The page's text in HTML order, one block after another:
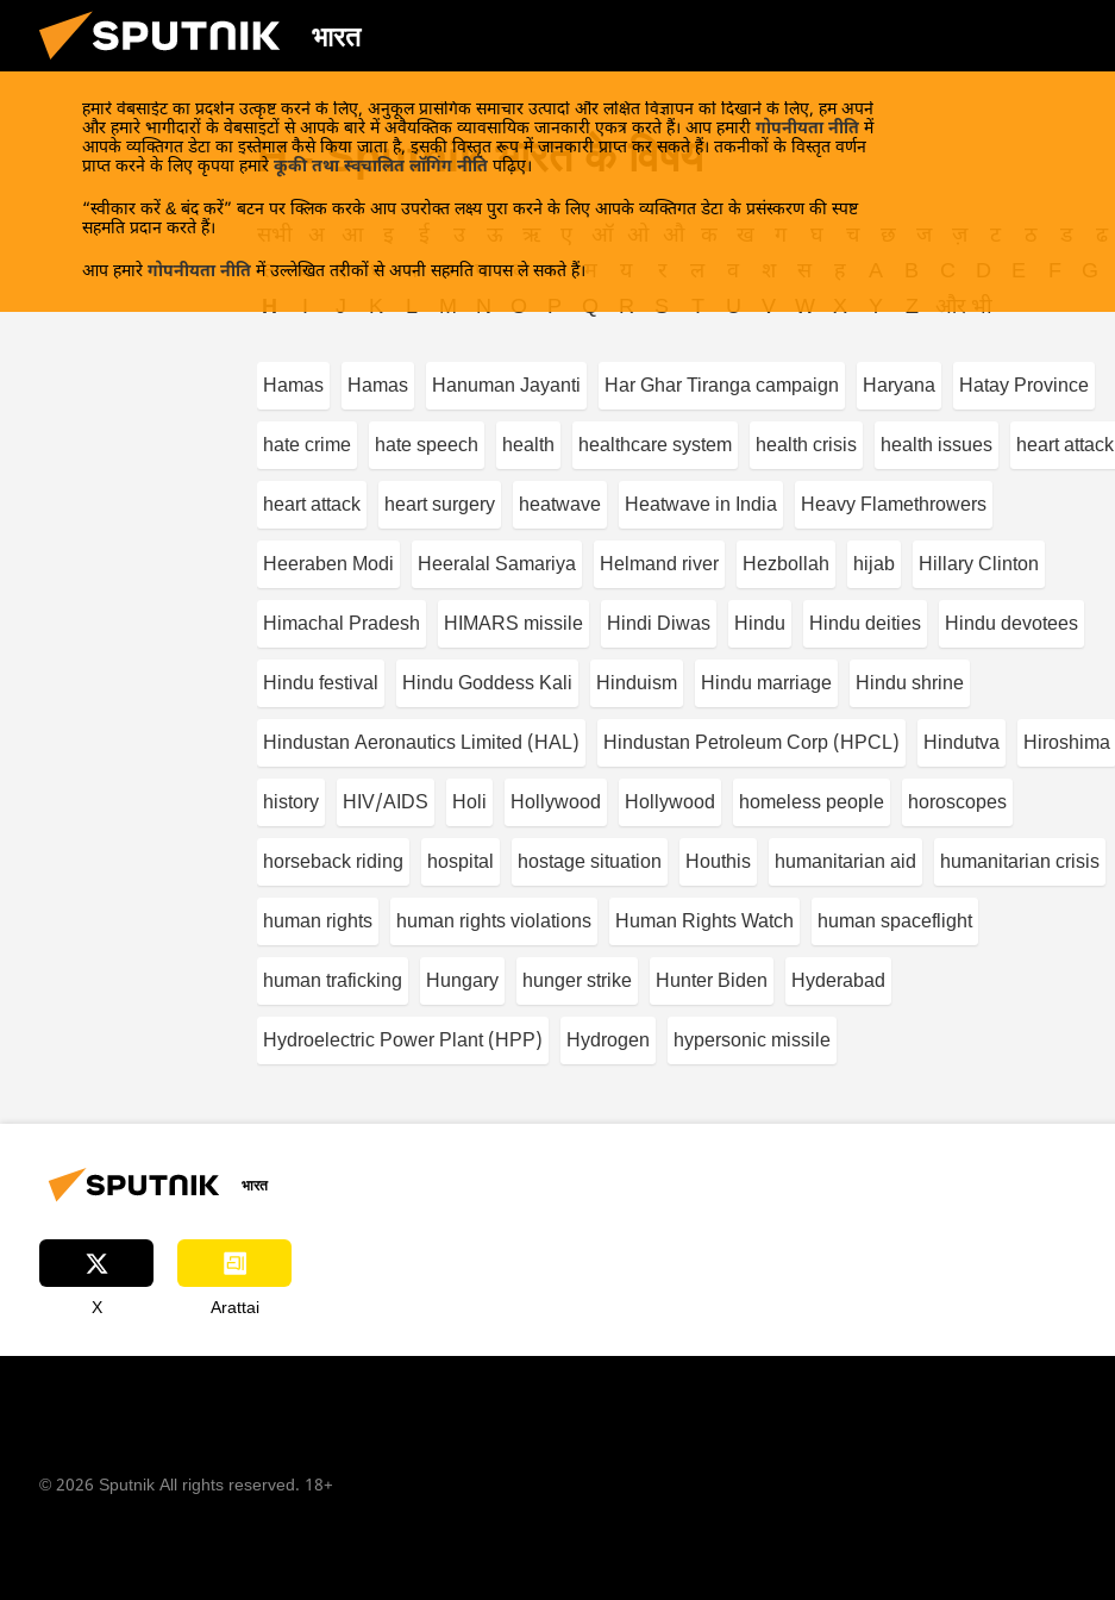
भारत
हमारे वेबसाईट का प्रदर्शन उत्कृष्ट करने के लिए, अनुकूल प्रासंगिक समाचार उत्पादों और लक्षित विज्ञापन को दिखाने के लिए, हम अपने
और हमारे भागीदारों के वेबसाइटों से आपके बारे में अवैयक्तिक व्यावसायिक जानकारी एकत्र करते हैं। आप हमारी गोपनीयता नीति में
आपके व्यक्तिगत डेटा का इस्तेमाल कैसे किया जाता है, इसकी विस्तृत रूप में जानकारी प्राप्त कर सकते हैं। तकनीकों के विस्तृत वर्णन
प्राप्त करने के लिए कृपया हमारे कूकी तथा स्वचालित लॉगिंग नीति पढ़िए।
“स्वीकार करें & बंद करें” बटन पर क्लिक करके आप उपरोक्त लक्ष्य पुरा करने के लिए आपके व्यक्तिगत डेटा के प्रसंस्करण की स्पष्ट
सहमति प्रदान करते हैं।
आप हमारे गोपनीयता नीति में उल्लेखित तरीकों से अपनी सहमति वापस ले सकते हैं।
H - Sputnik भारत के विषय
त
थ द ध न प फ ब भ म
H
I J K L M N O P Q R S T U V W X Y Z और भी
Hamas Hamas Hanuman Jayanti Har Ghar Tiranga сampaign Haryana Hatay Province
hate crime hate speech health healthcare system health crisis health issues heart attack
heart attack heart surgery heatwave Heatwave in India Heavy Flamethrowers
Heeraben Modi Heeralal Samariya Helmand river Hezbollah hijab Hillary Clinton
Himachal Pradesh HIMARS missile Hindi Diwas Hindu Hindu deities Hindu devotees
Hindu festival Hindu Goddess Kali Hinduism Hindu marriage Hindu shrine
Hindustan Aeronautics Limited (HAL) Hindustan Petroleum Corp (HPCL) Hindutva Hiroshima
history HIV/AIDS Holi Hollywood Hollywood homeless people horoscopes
horseback riding hospital hostage situation Houthis humanitarian aid humanitarian crisis
human rights human rights violations Human Rights Watch human spaceflight
human traficking Hungary hunger strike Hunter Biden Hyderabad
Hydroelectric Power Plant (HPP) Hydrogen hypersonic missile
भारत
X Arattai
© 2026 Sputnik All rights reserved. 18+